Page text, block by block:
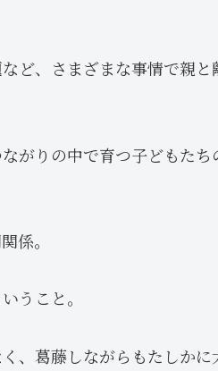
ど、さまざまな事情で親
がりの中で育つ子どもた
係。
うこと。
、葛藤しながらもたしか